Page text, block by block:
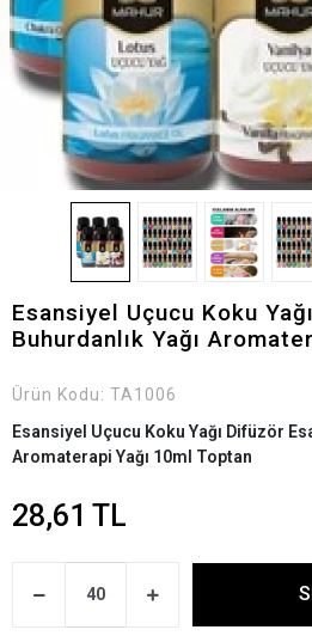
Esansiyel Uçucu Koku
Buhurdanlık Yağı
Ürün Kodu: TA1006
Esansiyel Uçucu Koku Yağı Difüzör
Aromaterapi Yağı 10ml Toptan
28,61 TL